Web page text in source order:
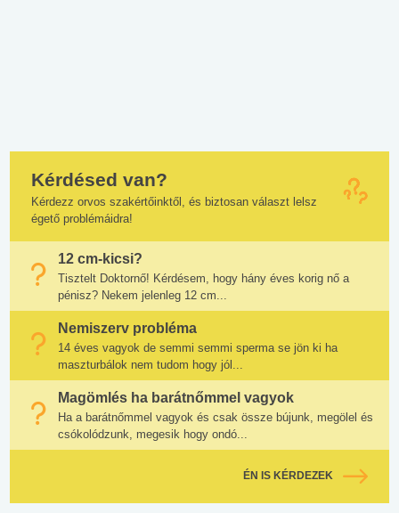
Kérdésed van?
Kérdezz orvos szakértőinktől, és biztosan választ lelsz
égető problémáidra!
12 cm-kicsi?
Tisztelt Doktornő! Kérdésem, hogy hány éves korig nő a
pénisz? Nekem jelenleg 12 cm...
Nemiszerv probléma
14 éves vagyok de semmi semmi sperma se jön ki ha
maszturbálok nem tudom hogy jól...
Magömlés ha barátnőmmel vagyok
Ha a barátnőmmel vagyok és csak össze bújunk, megölel és
csókolódzunk, megesik hogy ondó...
ÉN IS KÉRDEZEK